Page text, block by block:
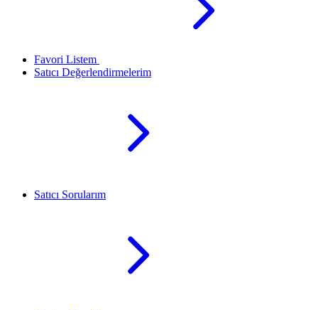
Favori Listem
Satıcı Değerlendirmelerim
Satıcı Sorularım